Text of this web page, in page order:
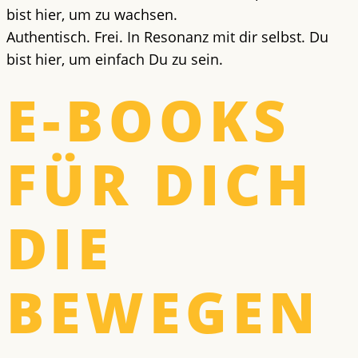
bist hier, um zu wachsen.
Authentisch. Frei. In Resonanz mit dir selbst. Du
bist hier, um einfach Du zu sein.
E-BOOKS
FÜR DICH
DIE
BEWEGEN​